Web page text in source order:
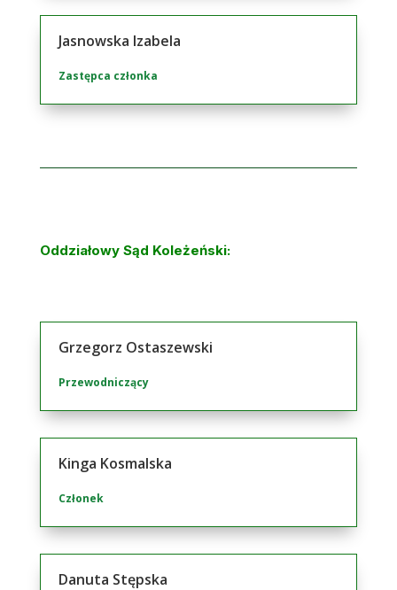
Jasnowska Izabela
Zastępca członka
Oddziałowy Sąd Koleżeński:
Grzegorz Ostaszewski
Przewodniczący
Kinga Kosmalska
Członek
Danuta Stępska